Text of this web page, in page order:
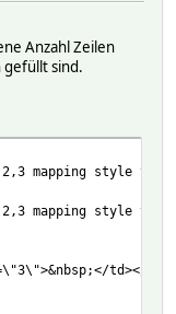
";
". join( " ", @a );
Anzahl Zeilen
gefüllt sind.
style
style
td></